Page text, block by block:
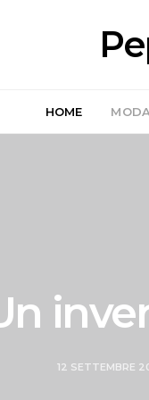
HOME MODA
12 SETTEMBRE